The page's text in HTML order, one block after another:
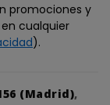
promociones y
cualquier
).
(Madrid),